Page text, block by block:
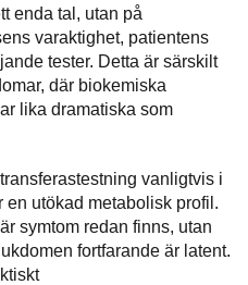
enda tal, utan på
varaktighet, patientens
tester. Detta är särskilt
där biokemiska
lika dramatiska som
vanligtvis i
utökad metabolisk profil.
symtom redan finns, utan
fortfarande är latent.